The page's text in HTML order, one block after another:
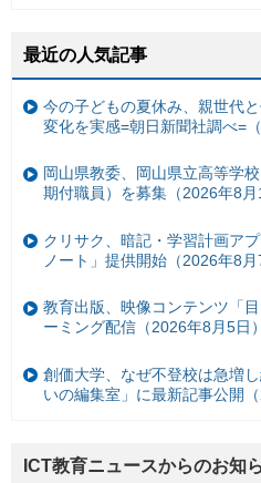
最近の人気記事
今の子どもの夏休み、親世代
変化を実感=朝日新聞社調べ=
岡山県教委、岡山県立高等学
期付職員）を募集（2026年8月
クリサク、暗記・学習計画ア
ノート」提供開始（2026年8月
教育出版、映像コンテンツ「
ーミング配信（2026年8月5日）
創価大学、なぜ不登校は急増
いの編集室」に最新記事公開
ICT教育ニュースからのお知